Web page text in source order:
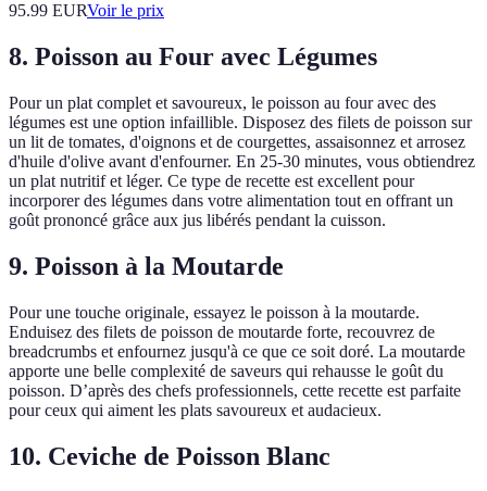
95.99 EURVoir le prix
8. Poisson au Four avec Légumes
Pour un plat complet et savoureux, le poisson au four avec des
légumes est une option infaillible. Disposez des filets de poisson sur
un lit de tomates, d'oignons et de courgettes, assaisonnez et arrosez
d'huile d'olive avant d'enfourner. En 25-30 minutes, vous obtiendrez
un plat nutritif et léger. Ce type de recette est excellent pour
incorporer des légumes dans votre alimentation tout en offrant un
goût prononcé grâce aux jus libérés pendant la cuisson.
9. Poisson à la Moutarde
Pour une touche originale, essayez le poisson à la moutarde.
Enduisez des filets de poisson de moutarde forte, recouvrez de
breadcrumbs et enfournez jusqu'à ce que ce soit doré. La moutarde
apporte une belle complexité de saveurs qui rehausse le goût du
poisson. D’après des chefs professionnels, cette recette est parfaite
pour ceux qui aiment les plats savoureux et audacieux.
10. Ceviche de Poisson Blanc